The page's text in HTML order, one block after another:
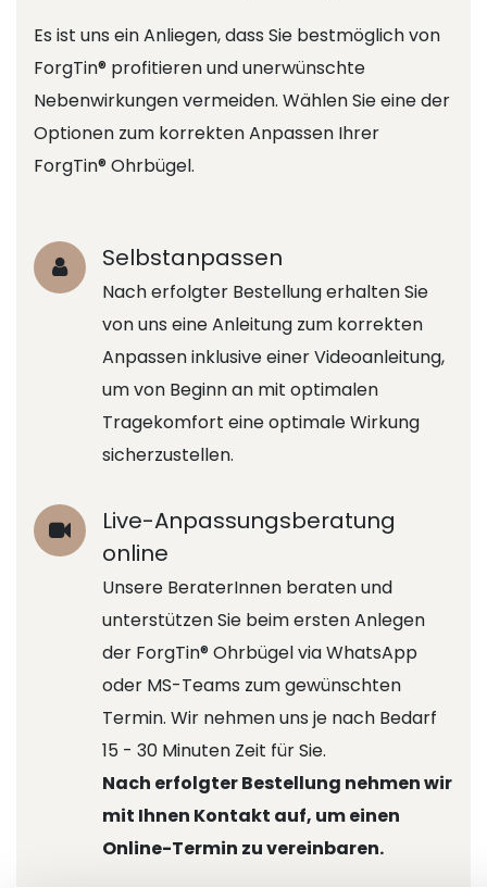
Es ist uns ein Anliegen, dass Sie bestmöglich von
ForgTin® profitieren und unerwünschte
Nebenwirkungen vermeiden. Wählen Sie eine der
Optionen zum korrekten Anpassen Ihrer
ForgTin® Ohrbügel.
Selbstanpassen
Nach erfolgter Bestellung erhalten Sie
von uns eine Anleitung zum korrekten
Anpassen inklusive einer Videoanleitung,
um von Beginn an mit optimalen
Tragekomfort eine optimale Wirkung
sicherzustellen.
Live-Anpassungsberatung
online
Unsere BeraterInnen beraten und
unterstützen Sie beim ersten Anlegen
der ForgTin® Ohrbügel via WhatsApp
oder MS-Teams zum gewünschten
Termin. Wir nehmen uns je nach Bedarf
15 - 30 Minuten Zeit für Sie.
Nach erfolgter Bestellung nehmen wir
mit Ihnen Kontakt auf, um einen
Online-Termin zu vereinbaren.